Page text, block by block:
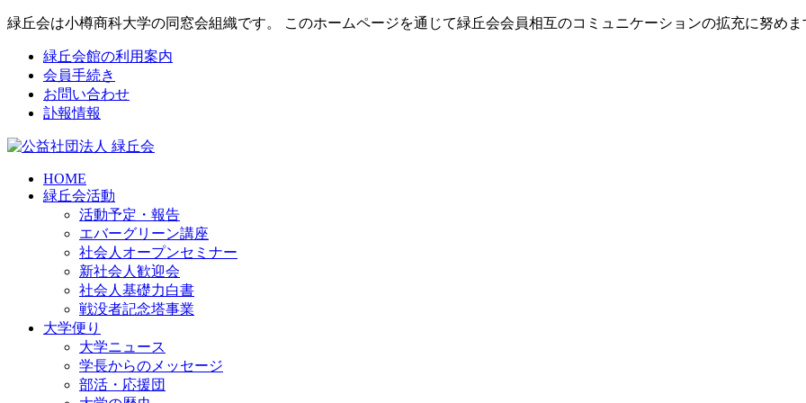
緑丘会は小樽商科大学の同窓会組織です。 このホームページを通じて緑丘会会員相互のコミュニケーションの拡充に努めま
緑丘会館の利用案内
会員手続き
お問い合わせ
訃報情報
HOME
緑丘会活動
活動予定・報告
エバーグリーン講座
社会人オープンセミナー
新社会人歓迎会
社会人基礎力白書
戦没者記念塔事業
大学便り
大学ニュース
学長からのメッセージ
部活・応援団